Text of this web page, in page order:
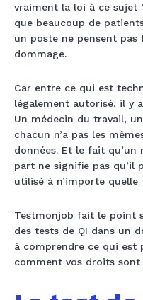
vraiment la loi à ce sujet
que beaucoup de
un poste ne pensent pas
dommage.
Car entre ce qui est
légalement autorisé, il y
Un médecin du travail,
chacun n’a pas les
données. Et le fait
part ne signifie pas
utilisé à n’importe quelle
Testmonjob fait le point
des tests de QI dans un
à comprendre ce qui est
comment vos droits sont